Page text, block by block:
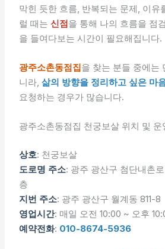
막힌 듯한 흐름, 반복되는 문제, 이유
럴 때는신점을 통해 나의 흐름을 점
을 들여다보는 시간이 필요해집니다.
광주소촌동점집을 찾는 분들 중에는
니라,삶의 방향을 정리하고 싶은 마
요청하는 경우가 많습니다.
광주소촌동점집 천궁보살 위치 및 운
상호: 천궁보살
도로명 주소: 광주 광산구 첨단내촌
층
지번 주소: 광주 광산구 월계동 811-8
영업시간: 매일 오전 10:00 ~ 오후
예약전화: 010-8674-5936